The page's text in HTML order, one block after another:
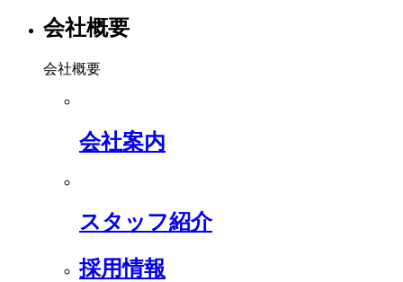
会社概要
会社概要
会社案内
スタッフ紹介
採用情報